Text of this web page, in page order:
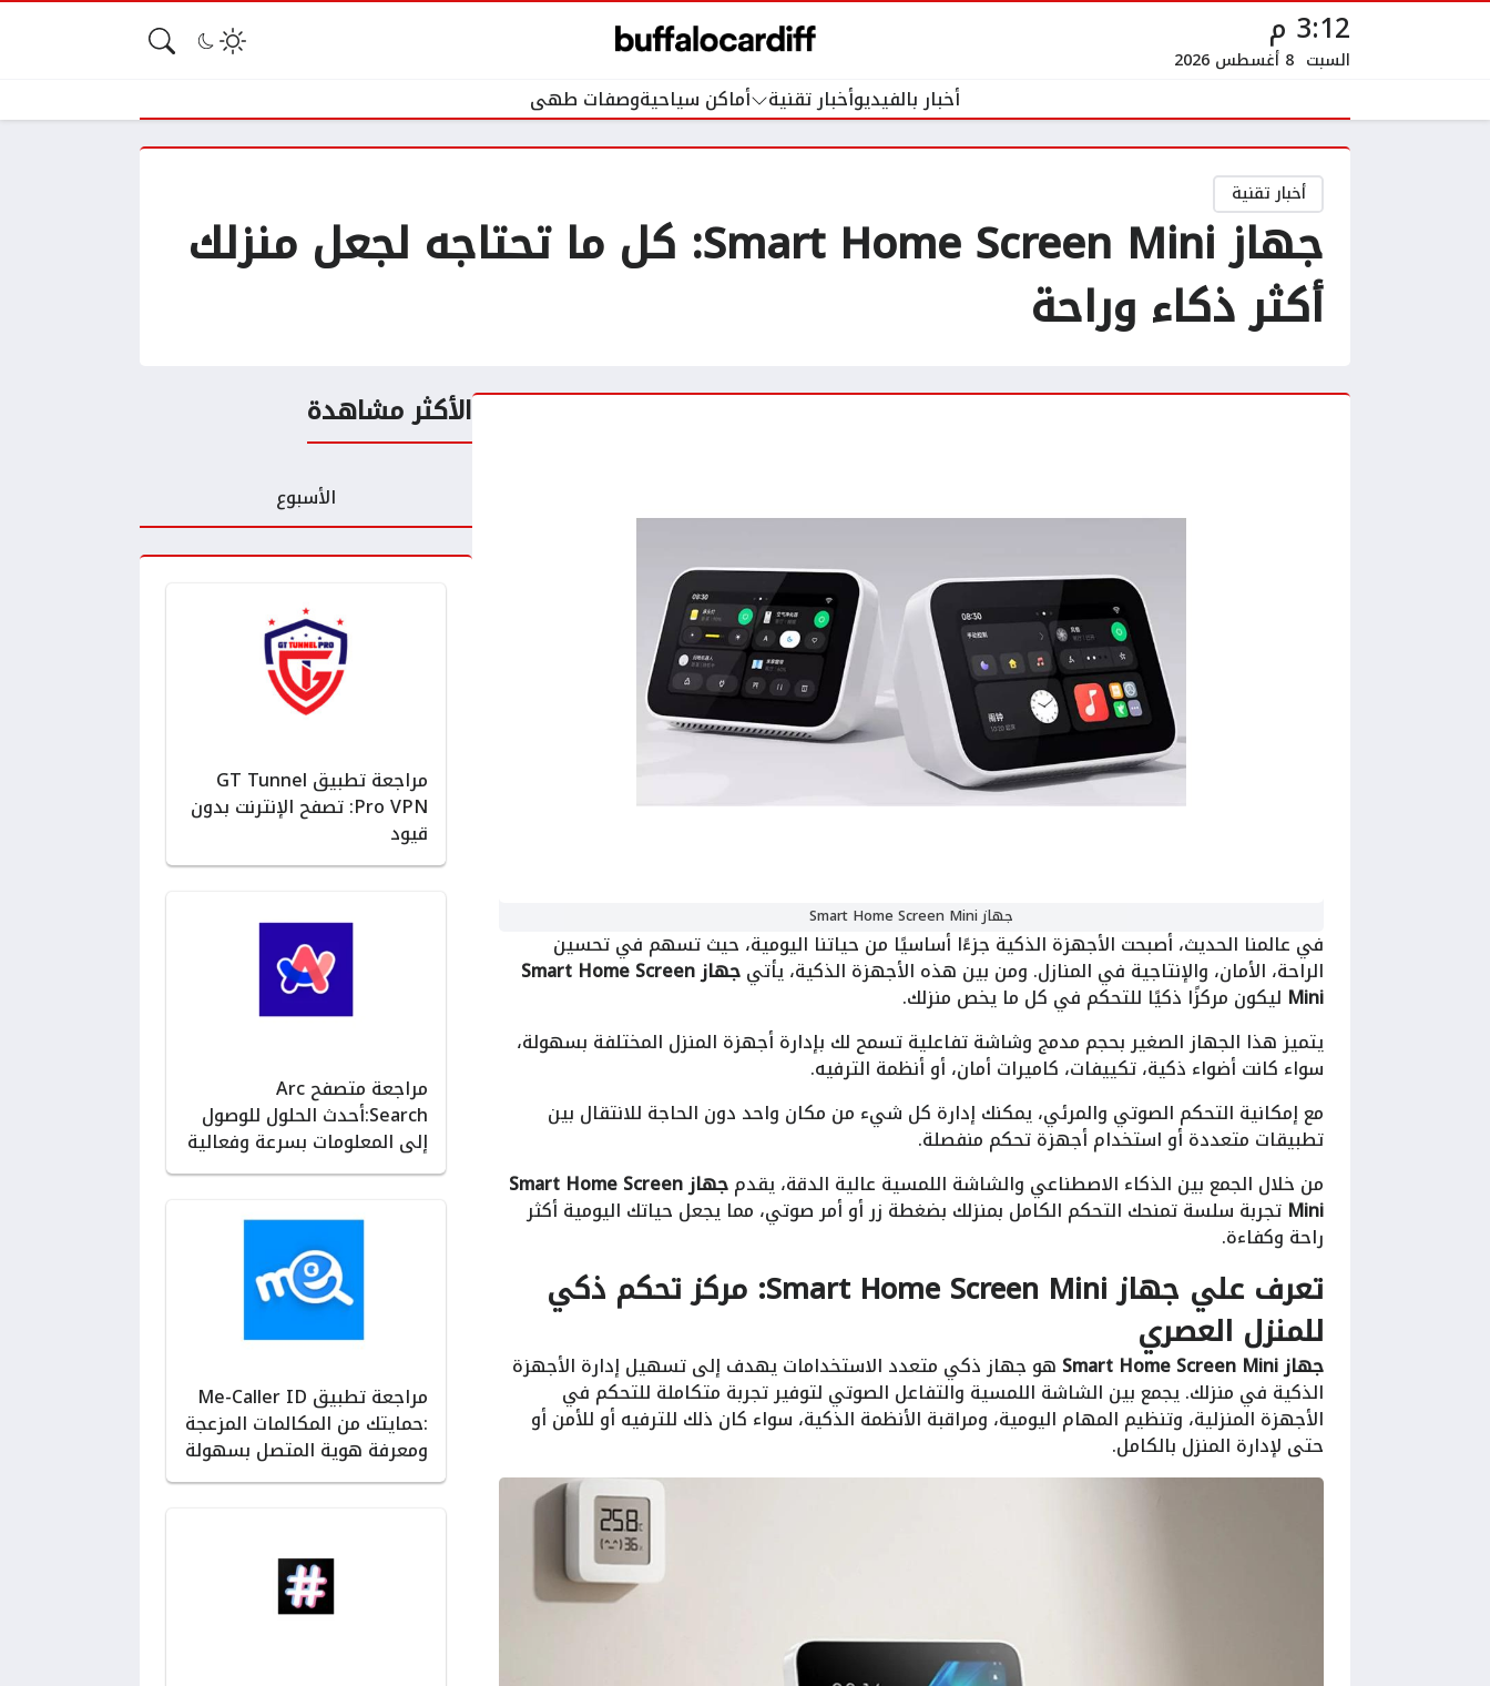
3:12 م
السبت 8 أغسطس 2026
أخبار بالفيديوأخبار تقنية أماكن سياحيةوصفات طهى
أخبار تقنية
جهاز Smart Home Screen Mini: كل ما تحتاجه لجعل منزلك
أكثر ذكاء وراحة
الأكثر مشاهدة
الأسبوع
مراجعة تطبيق GT Tunnel
Pro VPN: تصفح الإنترنت بدون
قيود
مراجعة متصفح Arc
Search:أحدث الحلول للوصول
إلى المعلومات بسرعة وفعالية
مراجعة تطبيق Me-Caller ID
:حمايتك من المكالمات المزعجة
ومعرفة هوية المتصل بسهولة
جهاز Smart Home Screen Mini
في عالمنا الحديث، أصبحت الأجهزة الذكية جزءًا أساسيًا من حياتنا اليومية، حيث تسهم في تحسين
الراحة، الأمان، والإنتاجية في المنازل. ومن بين هذه الأجهزة الذكية، يأتي جهاز Smart Home Screen
Mini ليكون مركزًا ذكيًا للتحكم في كل ما يخص منزلك.
يتميز هذا الجهاز الصغير بحجم مدمج وشاشة تفاعلية تسمح لك بإدارة أجهزة المنزل المختلفة بسهولة،
سواء كانت أضواء ذكية، تكييفات، كاميرات أمان، أو أنظمة الترفيه.
مع إمكانية التحكم الصوتي والمرئي، يمكنك إدارة كل شيء من مكان واحد دون الحاجة للانتقال بين
تطبيقات متعددة أو استخدام أجهزة تحكم منفصلة.
من خلال الجمع بين الذكاء الاصطناعي والشاشة اللمسية عالية الدقة، يقدم
جهاز Smart Home Screen
Mini تجربة سلسة تمنحك التحكم الكامل بمنزلك بضغطة زر أو أمر صوتي، مما يجعل حياتك اليومية أكثر
راحة وكفاءة.
تعرف علي جهاز Smart Home Screen Mini: مركز تحكم ذكي
للمنزل العصري
جهاز Smart Home Screen Mini هو جهاز ذكي متعدد الاستخدامات يهدف إلى تسهيل إدارة الأجهزة
الذكية في منزلك. يجمع بين الشاشة اللمسية والتفاعل الصوتي لتوفير تجربة متكاملة للتحكم في
الأجهزة المنزلية، وتنظيم المهام اليومية، ومراقبة الأنظمة الذكية، سواء كان ذلك للترفيه أو للأمن أو
حتى لإدارة المنزل بالكامل.